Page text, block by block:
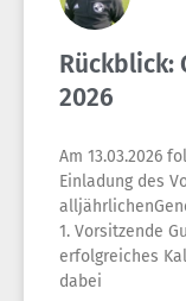
Rückblick:
2026
Am 13.03.2026
Einladung des
1. Vorsitzende
erfolgreiches
dabei